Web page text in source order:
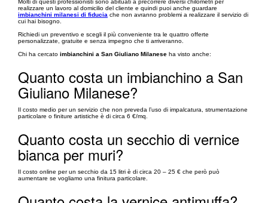
realizzare un lavoro al domicilio del cliente e quindi puoi anche guardare
imbianchini milanesi di fiducia che non avranno problemi a realizzare il servizio di
cui hai bisogno.
Richiedi un preventivo e scegli il più conveniente tra le quattro offerte
personalizzate, gratuite e senza impegno che ti arriveranno.
Chi ha cercato imbianchini a San Giuliano Milanese ha visto anche:
Quanto costa un imbianchino a San
Giuliano Milanese?
Il costo medio per un servizio che non preveda l’uso di impalcatura, strumentazione
particolare o finiture artistiche è di circa 6 €/mq.
Quanto costa un secchio di vernice
bianca per muri?
Il costo online per un secchio da 15 litri è di circa 20 – 25 € che però può
aumentare se vogliamo una finitura particolare.